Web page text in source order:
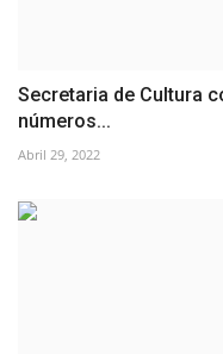
Secretaria de Cultura
números...
Abril 29, 2022